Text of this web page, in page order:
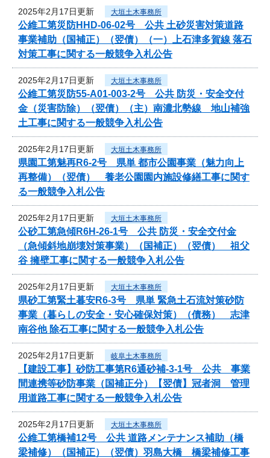
2025年2月17日更新 大垣土木事務所
公維工第災防HHD-06-02号 公共 土砂災害対策道路
事業補助（国補正）（翌債）（一）上石津多賀線 落石
対策工事に関する一般競争入札公告
2025年2月17日更新 大垣土木事務所
公維工第災防55-A01-003-2号 公共 防災・安全交付
金（災害防除）（翌債）（主）南濃北勢線 地山補強
土工事に関する一般競争入札公告
2025年2月17日更新 大垣土木事務所
県園工第魅再R6-2号 県単 都市公園事業（魅力向上
再整備）（翌債） 養老公園園内施設修繕工事に関す
る一般競争入札公告
2025年2月17日更新 大垣土木事務所
公砂工第急傾R6H-26-1号 公共 防災・安全交付金
（急傾斜地崩壊対策事業）（国補正）（翌債） 祖父
谷 擁壁工事に関する一般競争入札公告
2025年2月17日更新 大垣土木事務所
県砂工第緊土暮安R6-3号 県単 緊急土石流対策砂防
事業（暮らしの安全・安心確保対策）（債務） 志津
南谷他 除石工事に関する一般競争入札公告
2025年2月17日更新 岐阜土木事務所
【建設工事】砂防工事第R6通砂補-3-1号 公共 事業
間連携等砂防事業（国補正分）【翌債】冠者洞 管理
用道路工事に関する一般競争入札公告
2025年2月17日更新 大垣土木事務所
公維工第橋補12号 公共 道路メンテナンス補助（橋
梁補修）（国補正）（翌債）羽島大橋 橋梁補修工事